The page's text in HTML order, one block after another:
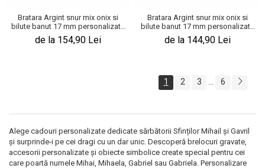
Bratara Argint snur mix onix si
bilute banut 17 mm personalizata
cu poza
de la 154,90 Lei
Bratara Argint snur mix onix si
bilute banut 17 mm personalizata
cu mesaj
de la 144,90 Lei
1 2 3 6
Alege cadouri personalizate dedicate sărbătorii Sfinților Mihail și Gavril
și surprinde-i pe cei dragi cu un dar unic. Descoperă brelocuri gravate,
accesorii personalizate și obiecte simbolice create special pentru cei
care poartă numele Mihai, Mihaela, Gabriel sau Gabriela. Personalizare